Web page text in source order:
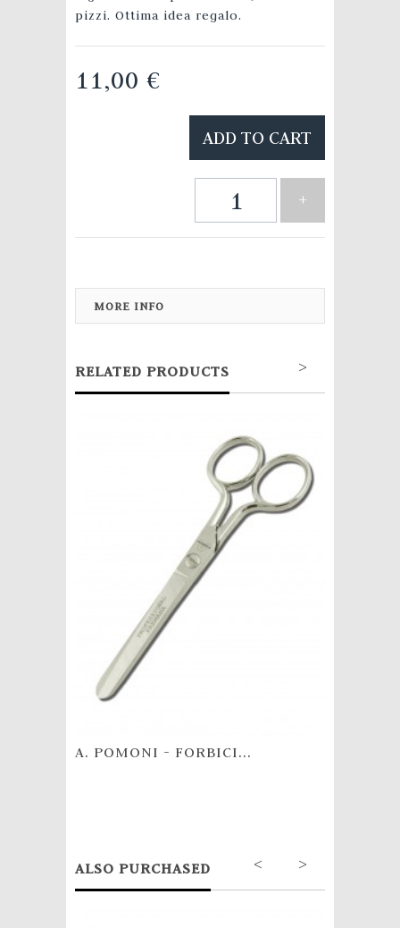
pizzi. Ottima idea regalo.
11,00 €
ADD TO CART
+
MORE INFO
RELATED PRODUCTS >
A. POMONI - FORBICI...
ALSO PURCHASED < >